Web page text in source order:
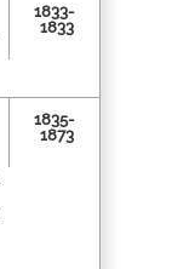
1833-
1833
1835-
1873